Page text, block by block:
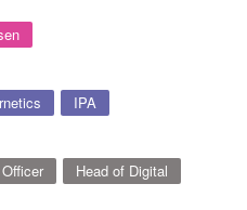
IPA
Head of Digital